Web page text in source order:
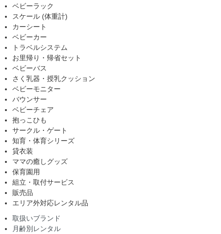
ベビーラック
スケール (体重計)
カーシート
ベビーカー
トラベルシステム
お里帰り・帰省セット
ベビーバス
さく乳器・授乳クッション
ベビーモニター
バウンサー
ベビーチェア
抱っこひも
サークル・ゲート
知育・体育シリーズ
貸衣装
ママの癒しグッズ
保育園用
組立・取付サービス
販売品
エリア外対応レンタル品
取扱いブランド
月齢別レンタル